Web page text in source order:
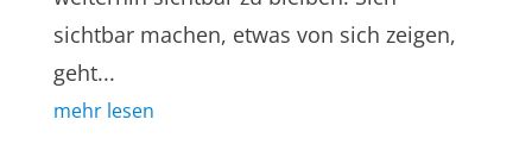
sichtbar machen, etwas von sich zeigen,
geht...
mehr lesen